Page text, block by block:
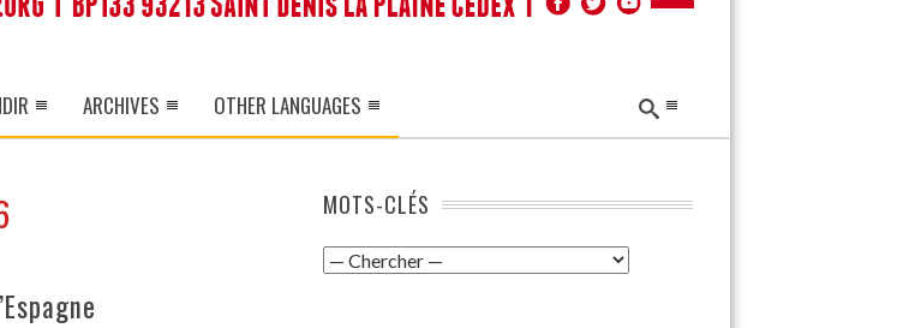
ARCHIVES OTHER LANGUAGES
MOTS-CLÉS